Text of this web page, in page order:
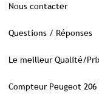
Nous contacter
Questions / Réponses
Le meilleur Qualité/
Compteur Peugeot